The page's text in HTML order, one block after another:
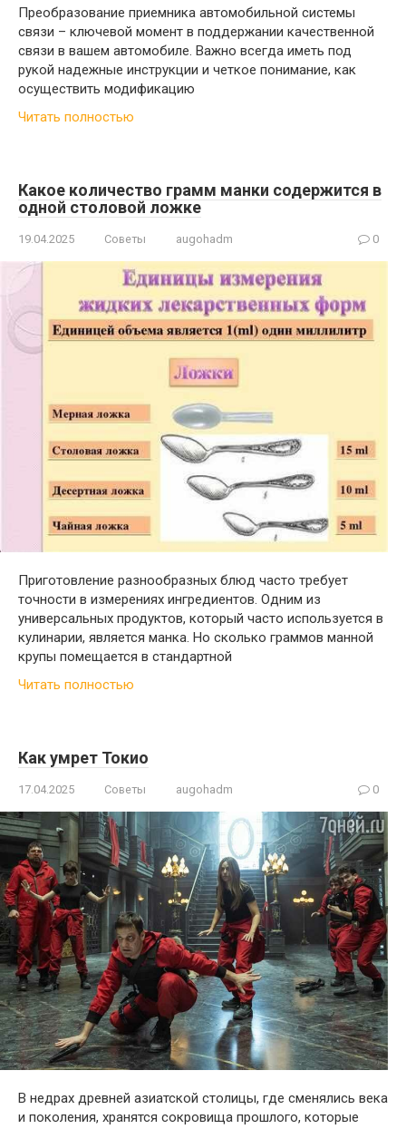
Преобразование приемника автомобильной системы
связи – ключевой момент в поддержании качественной
связи в вашем автомобиле. Важно всегда иметь под
рукой надежные инструкции и четкое понимание, как
осуществить модификацию
Читать полностью
Какое количество грамм манки содержится в
одной столовой ложке
19.04.2025 Советы augohadm 0
Приготовление разнообразных блюд часто требует
точности в измерениях ингредиентов. Одним из
универсальных продуктов, который часто используется в
кулинарии, является манка. Но сколько граммов манной
крупы помещается в стандартной
Читать полностью
Как умрет Токио
17.04.2025 Советы augohadm 0
В недрах древней азиатской столицы, где сменялись века
и поколения, хранятся сокровища прошлого, которые